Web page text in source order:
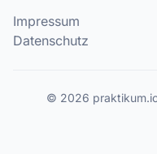
Impressum
Datenschutz
© 2026